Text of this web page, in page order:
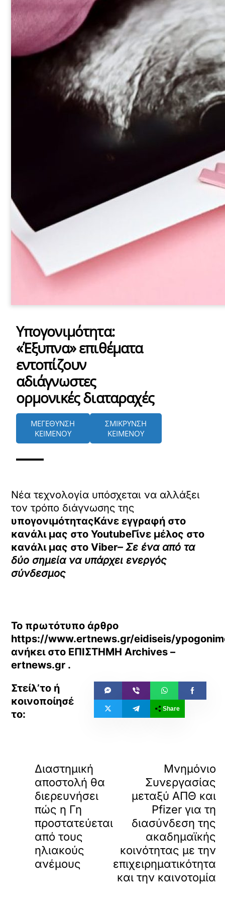
Υπογονιμότητα:
«Έξυπνα» επιθέματα
εντοπίζουν
αδιάγνωστες
ορμονικές διαταραχές
ΜΕΓΕΘΥΝΣΗ
ΚΕΙΜΕΝΟΥ
ΣΜΙΚΡΥΝΣΗ
ΚΕΙΜΕΝΟΥ
Νέα τεχνολογία υπόσχεται να αλλάξει
τον τρόπο διάγνωσης της
υπογονιμότηταςΚάνε εγγραφή στο
κανάλι μας στοYoutubeΓίνε μέλος στο
κανάλι μας στοViber– Σε ένα από τα
δύο σημεία να υπάρχει ενεργός
σύνδεσμος
Το πρωτότυπο άρθρο
https://www.ertnews.gr/eidiseis/
ανήκει στο ΕΠΙΣΤΗΜΗ Archives –
ertnews.gr .
Share
Διαστημική
αποστολή θα
διερευνήσει
πώς η Γη
προστατεύεται
από τους
ηλιακούς
ανέμους
Μνημόνιο
Συνεργασίας
μεταξύ ΑΠΘ και
Pfizer για τη
διασύνδεση της
ακαδημαϊκής
κοινότητας με την
επιχειρηματικότητα
και την καινοτομία